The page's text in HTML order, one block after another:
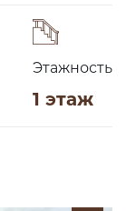
Этажность
1 этаж